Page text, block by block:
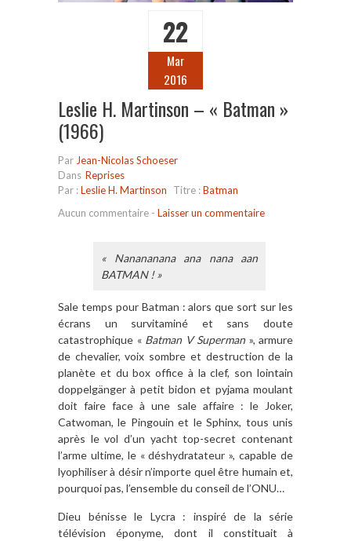
22
Mar
2016
Leslie H. Martinson – « Batman »
(1966)
Par Jean-Nicolas Schoeser
Dans Reprises
Par :Leslie H. Martinson Titre :Batman
Aucun commentaire - Laisser un commentaire
« Nanananana ana nana aan
BATMAN ! »
Sale temps pour Batman : alors que sort sur les
écrans un survitaminé et sans doute
catastrophique « Batman V Superman», armure
de chevalier, voix sombre et destruction de la
planète et du box office à la clef, son lointain
doppelgänger à petit bidon et pyjama moulant
doit faire face à une sale affaire : le Joker,
Catwoman, le Pingouin et le Sphinx, tous unis
après le vol d’un yacht top-secret contenant
l’arme ultime, le « déshydratateur », capable de
lyophiliser à désir n’importe quel être humain et,
pourquoi pas, l’ensemble du conseil de l’ONU…
Dieu bénisse le Lycra : inspiré de la série
télévision éponyme, dont il constituait à